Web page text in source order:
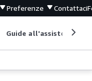
Preferenze Contattaci
Guide all'assistenza